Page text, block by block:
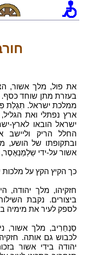
את פול, מלך אשור,
בעזרת מתן שוחד
ממלכת ישראל. תִגְלַת
ארץ נפתלי ואת
ישראל הובאו לארץ-
החלל הריק וליישב
ובתקופתו של הושע,
אשור על-ידי
כך הקיץ הקץ על מלכות
חזקיהו, מלך יהודה,
ביצורים. נקבת
לספק לעיר את מימיה
סַנְחֵרִיב, מלך אשור,
לכבוש גם אותה.
יהודה בידי אשור